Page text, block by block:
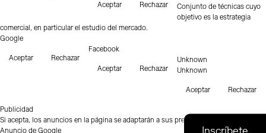
Aceptar Rechazar
Conjunto de técnicas cuyo
objetivo es la estrategia
comercial, en particular el estudio del mercado.
Google
Aceptar Rechazar
Facebook
Aceptar Rechazar
Unknown
Unknown
Aceptar Rechazar
Publicidad
Si acepta, los anuncios en la página se adaptarán a sus preferencias.
Anuncio de Google